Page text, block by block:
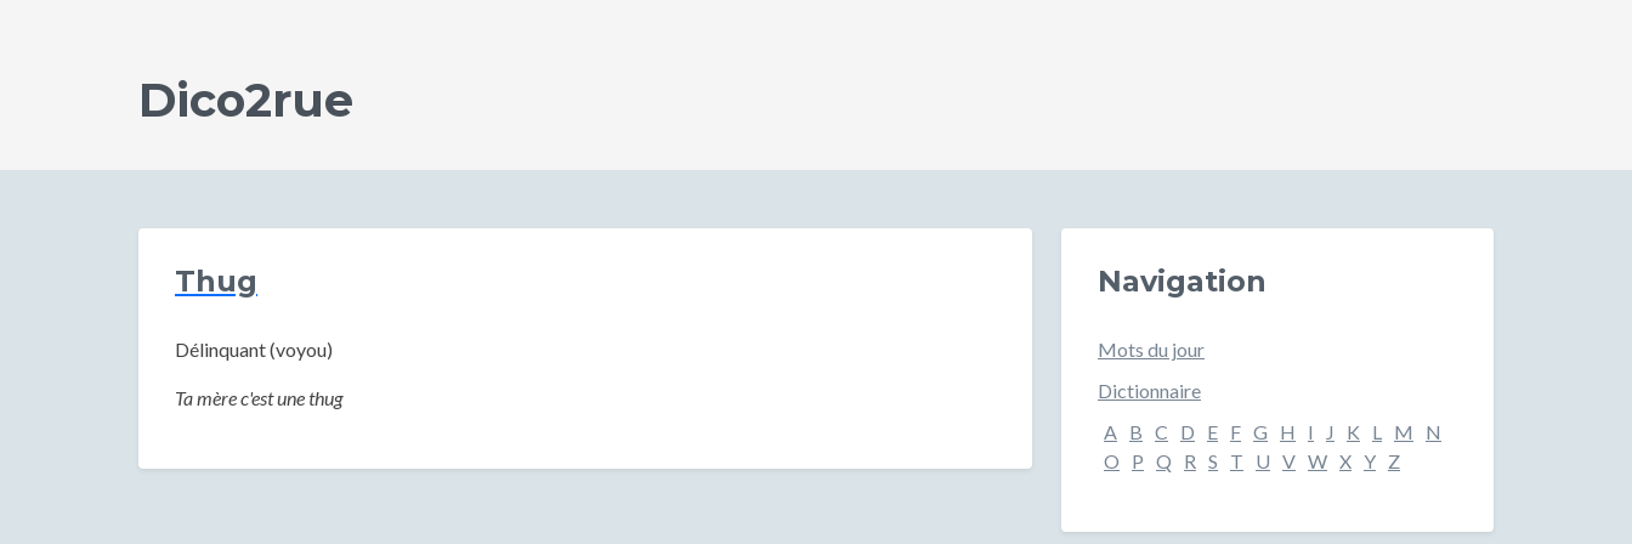
Dico2rue
Thug
Délinquant (voyou)
Ta mère c'est une thug
Navigation
Mots du jour
Dictionnaire
A B C D E F G H I J K L M
N
O
P Q R S T U V W X Y Z